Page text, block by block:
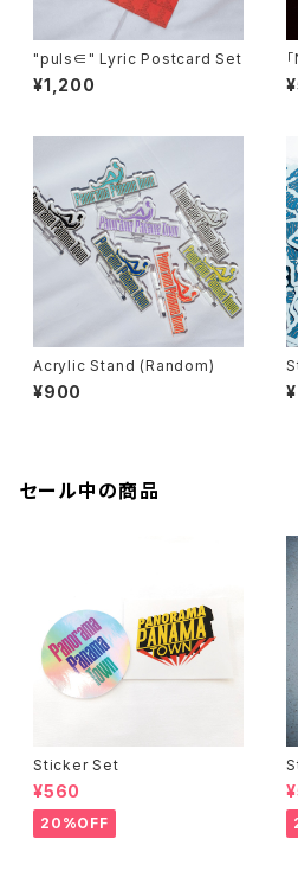
"puls∈" Lyric Postcard Set
¥1,200
Acrylic Stand (Random)
¥900
セール中の商品
Sticker Set
¥560
20%OFF